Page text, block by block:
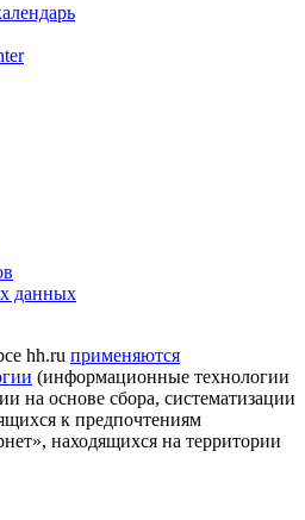
данных
hh.ru применяются
(информационные технологии
на основе сбора, систематизации
к предпочтениям
находящихся на территории